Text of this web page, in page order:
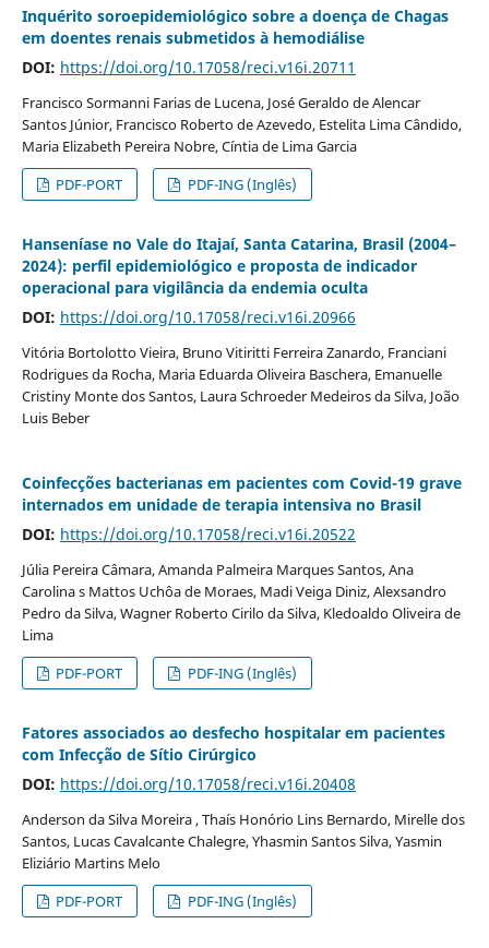
Inquérito soroepidemiológico sobre a doença de Chagas
em doentes renais submetidos à hemodiálise
DOI: https://doi.org/10.17058/reci.v16i.20711
Francisco Sormanni Farias de Lucena, José Geraldo de Alencar
Santos Júnior, Francisco Roberto de Azevedo, Estelita Lima Cândido,
Maria Elizabeth Pereira Nobre, Cíntia de Lima Garcia
PDF-PORT
PDF-ING (Inglês)
Hanseníase no Vale do Itajaí, Santa Catarina, Brasil (2004–
2024): perfil epidemiológico e proposta de indicador
operacional para vigilância da endemia oculta
DOI: https://doi.org/10.17058/reci.v16i.20966
Vitória Bortolotto Vieira, Bruno Vitiritti Ferreira Zanardo, Franciani
Rodrigues da Rocha, Maria Eduarda Oliveira Baschera, Emanuelle
Cristiny Monte dos Santos, Laura Schroeder Medeiros da Silva, João
Luis Beber
Coinfecções bacterianas em pacientes com Covid-19 grave
internados em unidade de terapia intensiva no Brasil
DOI: https://doi.org/10.17058/reci.v16i.20522
Júlia Pereira Câmara, Amanda Palmeira Marques Santos, Ana
Carolina s Mattos Uchôa de Moraes, Madi Veiga Diniz, Alexsandro
Pedro da Silva, Wagner Roberto Cirilo da Silva, Kledoaldo Oliveira de
Lima
PDF-PORT
PDF-ING (Inglês)
Fatores associados ao desfecho hospitalar em pacientes
com Infecção de Sítio Cirúrgico
DOI: https://doi.org/10.17058/reci.v16i.20408
Anderson da Silva Moreira , Thaís Honório Lins Bernardo, Mirelle dos
Santos, Lucas Cavalcante Chalegre, Yhasmin Santos Silva, Yasmin
Eliziário Martins Melo
PDF-PORT
PDF-ING (Inglês)